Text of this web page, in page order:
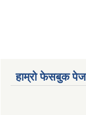
हाम्रो फेसबुक पेज